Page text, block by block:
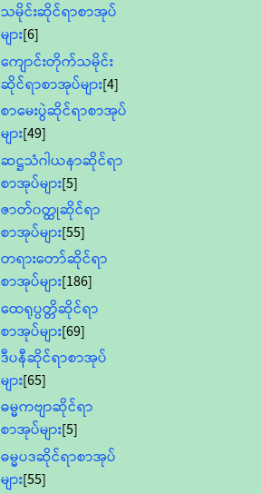
သမိုင်းဆိုင်ရာစာအုပ်
များ[6]
ကျောင်းတိုက်သမိုင်း
ဆိုင်ရာစာအုပ်များ[4]
စာမေးပွဲဆိုင်ရာစာအုပ်
များ[49]
ဆဋ္ဌသံဂါယနာဆိုင်ရာ
စာအုပ်များ[5]
ဇာတ်၀တ္ထုဆိုင်ရာ
စာအုပ်များ[55]
တရားတော်ဆိုင်ရာ
စာအုပ်များ[186]
ထေရုပ္ပတ္တိဆိုင်ရာ
စာအုပ်များ[69]
ဒီပနီဆိုင်ရာစာအုပ်
များ[65]
ဓမ္မကဗျာဆိုင်ရာ
စာအုပ်များ[5]
ဓမ္မပဒဆိုင်ရာစာအုပ်
များ[55]